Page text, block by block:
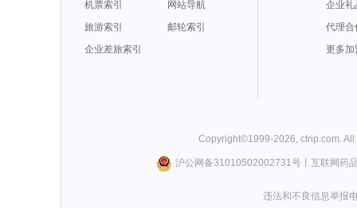
机票索引
网站导航
旅游索引
邮轮索引
企业差旅索引
企业礼
代理合
更多加
Copyright©1999-2026, ctrip.com.
沪公网备31010502002731号丨 互联网药
违法和不良信息举报